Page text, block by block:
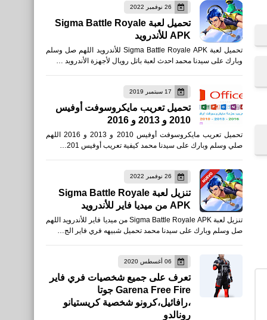
26 نوفمبر 2022
تحميل لعبة Sigma Battle Royale
APK للأندرويد
تحميل لعبة Sigma Battle Royale APK للأندرويد اللهم صل وسلم
وبارك على سيدنا محمد احدث لعبة باتل رويال لأجهزة الأندرويد …
17 سبتمبر 2019
تحميل تعريب مايكروسوفت أوفيس
2010 و 2013 و 2016
تحميل تعريب مايكروسوفت أوفيس 2010 و 2013 و 2016 اللهم
صلي وسلم وبارك على سيدنا محمد كيفية تعريب أوفيس 201…
26 نوفمبر 2022
تنزيل لعبة Sigma Battle Royale
APK من ميديا فاير للأندرويد
تنزيل لعبة Sigma Battle Royale APK من ميديا فاير للأندرويد اللهم
صل وسلم وبارك على سيدنا محمد تحميل شبيهه فري فاير الج…
06 أغسطس 2020
تعرف على جميع شخصيات فري فاير
Garena Free Fire جوتا
،رافائيل،كرونو شخصية كريستيانو
رونالدو
صحة
فوائد السكر للبشرة
صحة
أسباب ظهور البواسير
كيفية تنعيم البشرة بالأغذية